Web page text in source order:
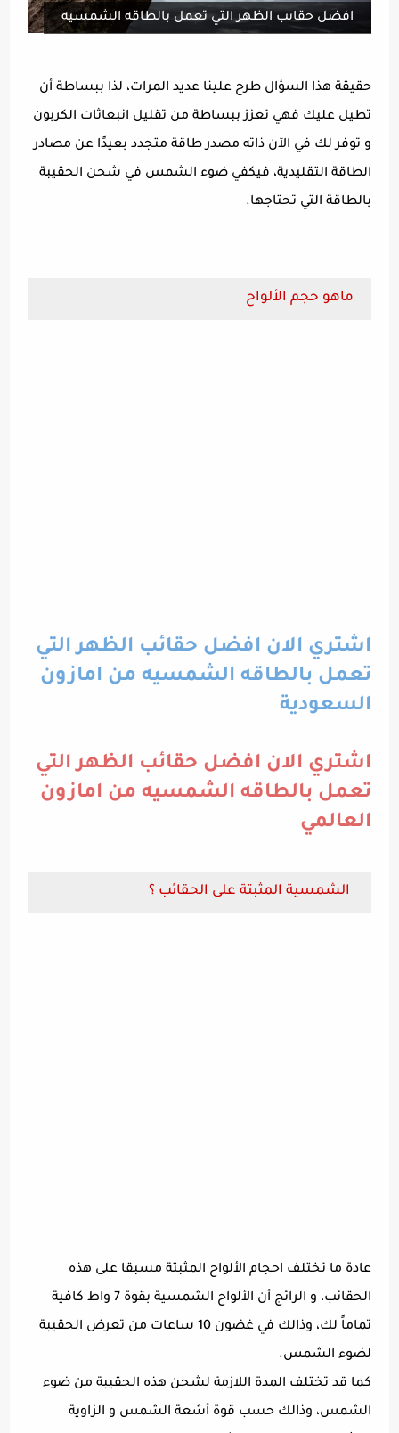
افضل حقاىب الظهر التي تعمل بالطاقه الشمسيه
حقيقة هذا السؤال طرح علينا عديد المرات، لذا ببساطة أن
تطيل عليك فهي تعزز ببساطة من تقليل انبعاثات الكربون
و توفر لك في الآن ذاته مصدر طاقة متجدد بعيدًا عن مصادر
الطاقة التقليدية، فيكفي ضوء الشمس في شحن الحقيبة
بالطاقة التي تحتاجها.
ماهو حجم الألواح
اشتري الان افضل حقائب الظهر التي
تعمل بالطاقه الشمسيه من امازون
السعودية
اشتري الان افضل حقائب الظهر التي
تعمل بالطاقه الشمسيه من امازون
العالمي
الشمسية المثبتة على الحقائب ؟
عادة ما تختلف احجام الألواح المثبتة مسبقا على هذه
الحقائب، و الرائج أن الألواح الشمسية بقوة 7 واط كافية
تماماً لك، وذالك في غضون 10 ساعات من تعرض الحقيبة
لضوء الشمس.
كما قد تختلف المدة اللازمة لشحن هذه الحقيبة من ضوء
الشمس، وذالك حسب قوة أشعة الشمس و الزاوية